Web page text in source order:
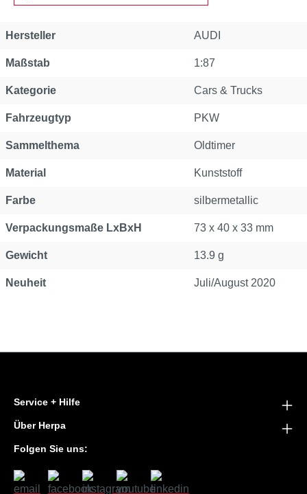
Hersteller AUDI
Maßstab 1:87
Kategorie Cars & Trucks
Fahrzeugtyp PKW
Sammelthema Oldtimer
Material Kunststoff
Farbe silbermetallic
Verpackungsmaße LxBxH 73 x 40 x 33 mm
Gewicht 13.9 g
Neuheit Juli/August 2020
Service + Hilfe
Über Herpa
Folgen Sie uns: